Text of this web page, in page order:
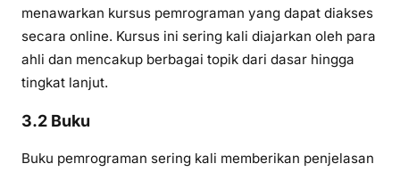
menawarkan kursus pemrograman yang dapat diakses
secara online. Kursus ini sering kali diajarkan oleh para
ahli dan mencakup berbagai topik dari dasar hingga
tingkat lanjut.
3.2 Buku
Buku pemrograman sering kali memberikan penjelasan